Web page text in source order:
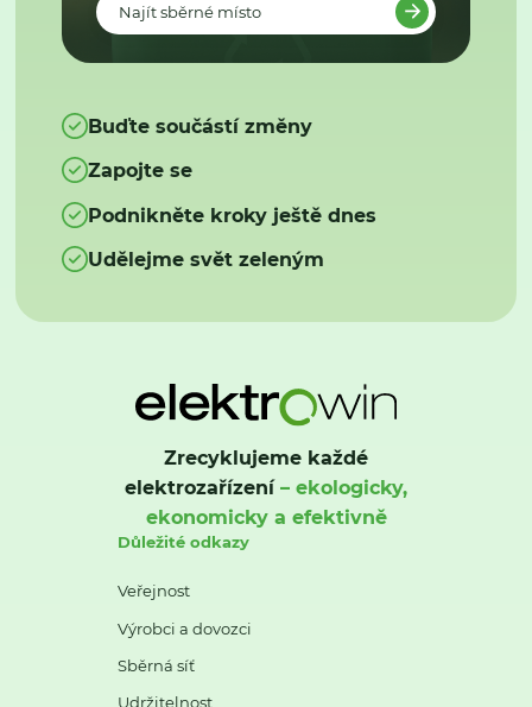
Najít sběrné místo
Buďte součástí změny
Zapojte se
Podnikněte kroky ještě dnes
Udělejme svět zeleným
Zrecyklujeme každé
elektrozařízení– ekologicky,
ekonomicky a efektivně
Důležité odkazy
Veřejnost
Výrobci a dovozci
Sběrná síť
Udržitelnost